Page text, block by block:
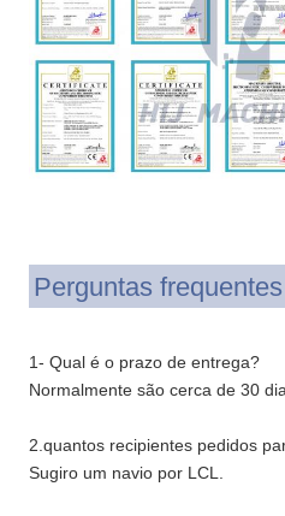
Perguntas frequentes
1- Qual é o prazo de entrega?
Normalmente são cerca de 30
2.quantos recipientes pedidos
Sugiro um navio por LCL.